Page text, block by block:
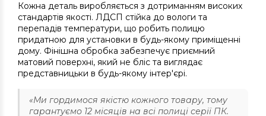
Кожна деталь виробляється з дотриманням високих
стандартів якості. ЛДСП стійка до вологи та
перепадів температури, що робить полицю
придатною для установки в будь-якому приміщенні
дому. Фінішна обробка забезпечує приємний
матовий поверхні, який не бліс та виглядає
представницьки в будь-якому інтер'єрі.
«Ми гордимося якістю кожного товару, тому
гарантуємо 12 місяців на всі полиці серії ПК.